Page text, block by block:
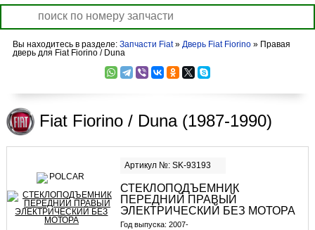
Вы находитесь в разделе: Запчасти Fiat» Дверь Fiat Fiorino » Правая
дверь для Fiat Fiorino / Duna
Fiat Fiorino / Duna (1987-1990)
Артикул №: SK-93193
СТЕКЛОПОДЪЕМНИК
ПЕРЕДНИЙ ПРАВЫЙ
ЭЛЕКТРИЧЕСКИЙ БЕЗ МОТОРА
Год выпуска: 2007-